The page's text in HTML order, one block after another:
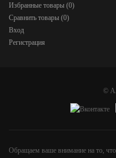
Избранные товары (0)
Сравнить товары (0)
Вход
Регистрация
©
Обращаем ваше внимание на то,